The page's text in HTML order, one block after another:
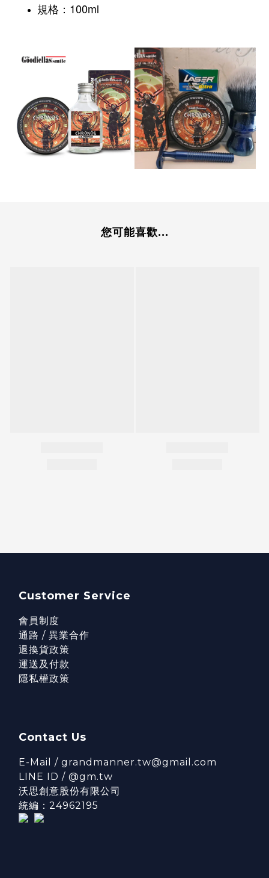
規格：100ml
您可能喜歡...
Customer Service
會員制度
通路 / 異業合作
退換貨政策
運送及付款
隱私權政策
Contact Us
E-Mail / grandmanner.tw@gmail.com
LINE ID / @gm.tw
沃思創意股份有限公司
統編：24962195